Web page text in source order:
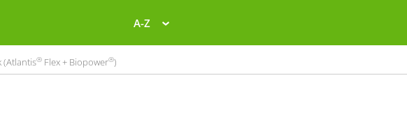
A-Z
(Atlantis® Flex + Biopower®)